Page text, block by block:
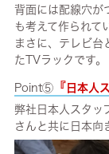
背面には配線穴が
も考えて作られて
まさに、テレビ台
たTVラックです。
Point⑤『 日本人
弊社日本人スタッ
さんと共に日本向